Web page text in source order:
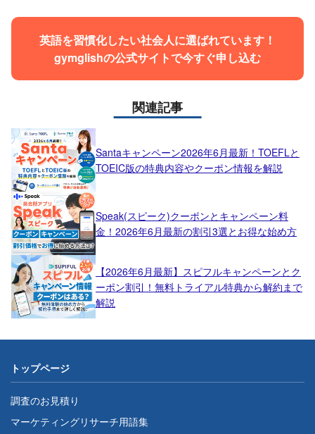
英語を習慣化したい社会人に選ばれています！
gymglishの公式サイトで今すぐ申し込む
関連記事
Santaキャンペーン2026年6月最新！TOEFLと
TOEIC版の特典内容やクーポン情報を解説
Speak(スピーク)クーポンとキャンペーン料
金！2026年6月最新の割引3選とお得な始め方
【2026年6月最新】スピフルキャンペーンとク
ーポン割引！無料トライアル特典から解約まで
解説
トップページ
調査のお見積り
マーケティングリサーチ用語集